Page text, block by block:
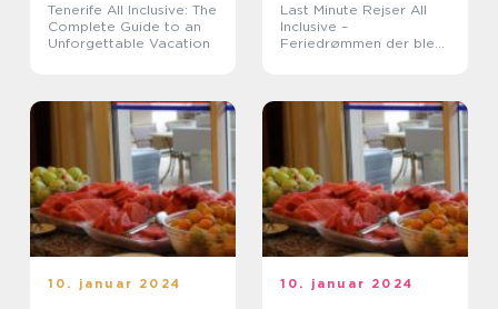
Tenerife All Inclusive: The
Complete Guide to an
Unforgettable Vacation
Last Minute Rejser All
Inclusive –
Feriedrømmen der blev
10. januar 2024 10. januar 2024